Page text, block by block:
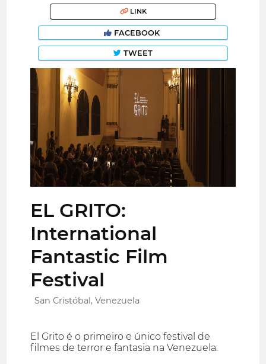
LINK
FACEBOOK
TWEET
EL GRITO:
International
Fantastic Film
Festival
San Cristóbal, Venezuela
El Grito é o primeiro e único festival de
filmes de terror e fantasia na Venezuela.